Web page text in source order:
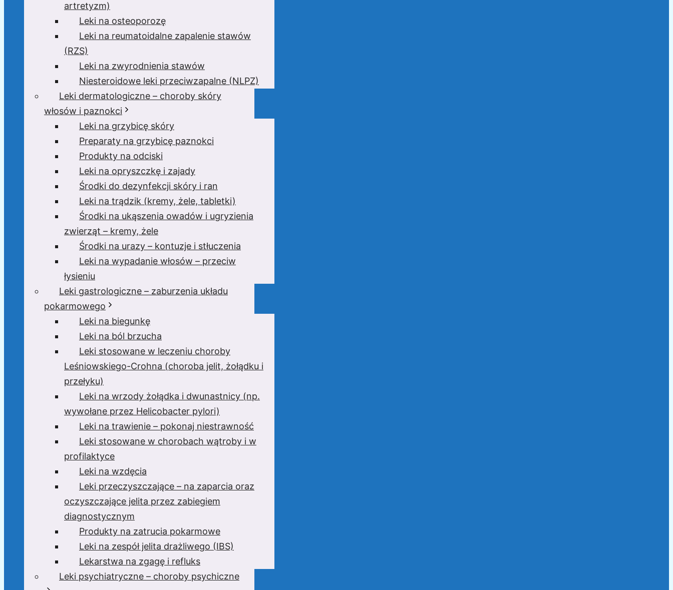
artretyzm)
Leki na osteoporozę
Leki na reumatoidalne zapalenie stawów
(RZS)
Leki na zwyrodnienia stawów
Niesteroidowe leki przeciwzapalne (NLPZ)
Leki dermatologiczne – choroby skóry
włosów i paznokci
Leki na grzybicę skóry
Preparaty na grzybicę paznokci
Produkty na odciski
Leki na opryszczkę i zajady
Środki do dezynfekcji skóry i ran
Leki na trądzik (kremy, żele, tabletki)
Środki na ukąszenia owadów i ugryzienia
zwierząt – kremy, żele
Środki na urazy – kontuzje i stłuczenia
Leki na wypadanie włosów – przeciw
łysieniu
Leki gastrologiczne – zaburzenia układu
pokarmowego
Leki na biegunkę
Leki na ból brzucha
Leki stosowane w leczeniu choroby
Leśniowskiego-Crohna (choroba jelit, żołądku i
przełyku)
Leki na wrzody żołądka i dwunastnicy (np.
wywołane przez Helicobacter pylori)
Leki na trawienie – pokonaj niestrawność
Leki stosowane w chorobach wątroby i w
profilaktyce
Leki na wzdęcia
Leki przeczyszczające – na zaparcia oraz
oczyszczające jelita przez zabiegiem
diagnostycznym
Produkty na zatrucia pokarmowe
Leki na zespół jelita drażliwego (IBS)
Lekarstwa na zgagę i refluks
Leki psychiatryczne – choroby psychiczne